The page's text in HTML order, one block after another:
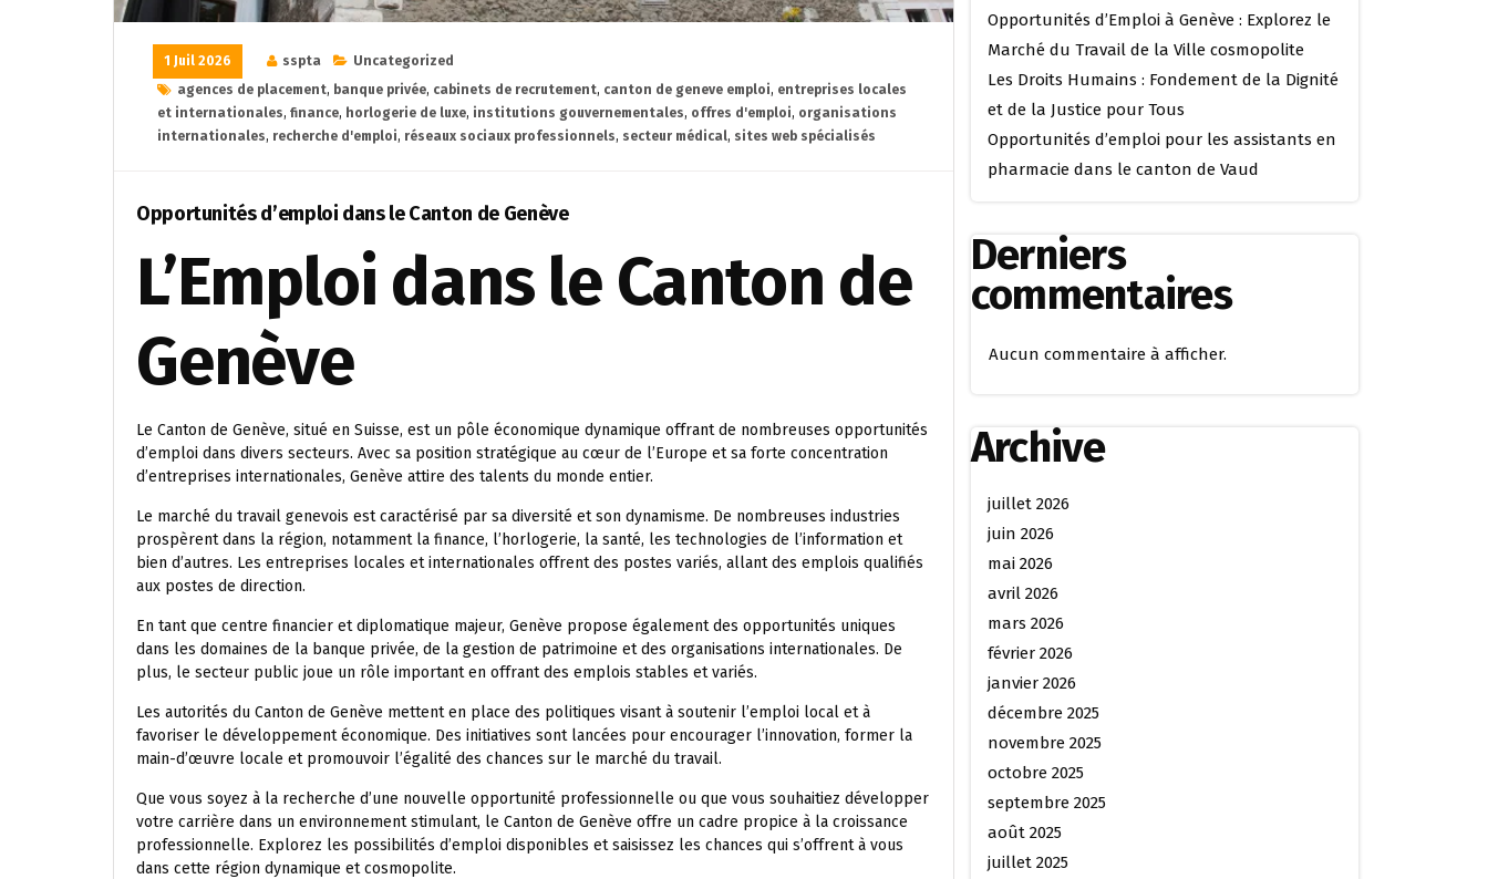
1 Juil 2026 sspta
Uncategorized
agences de placement, banque privée, cabinets de recrutement, canton de geneve emploi, entreprises locales
et internationales, finance, horlogerie de luxe, institutions gouvernementales, offres d'emploi, organisations
internationales, recherche d'emploi, réseaux sociaux professionnels, secteur médical, sites web spécialisés
Opportunités d’emploi dans le Canton de Genève
L’Emploi dans le Canton de
Genève
Le Canton de Genève, situé en Suisse, est un pôle économique dynamique offrant de nombreuses opportunités
d’emploi dans divers secteurs. Avec sa position stratégique au cœur de l’Europe et sa forte concentration
d’entreprises internationales, Genève attire des talents du monde entier.
Le marché du travail genevois est caractérisé par sa diversité et son dynamisme. De nombreuses industries
prospèrent dans la région, notamment la finance, l’horlogerie, la santé, les technologies de l’information et
bien d’autres. Les entreprises locales et internationales offrent des postes variés, allant des emplois qualifiés
aux postes de direction.
En tant que centre financier et diplomatique majeur, Genève propose également des opportunités uniques
dans les domaines de la banque privée, de la gestion de patrimoine et des organisations internationales. De
plus, le secteur public joue un rôle important en offrant des emplois stables et variés.
Les autorités du Canton de Genève mettent en place des politiques visant à soutenir l’emploi local et à
favoriser le développement économique. Des initiatives sont lancées pour encourager l’innovation, former la
main-d’œuvre locale et promouvoir l’égalité des chances sur le marché du travail.
Que vous soyez à la recherche d’une nouvelle opportunité professionnelle ou que vous souhaitiez développer
votre carrière dans un environnement stimulant, le Canton de Genève offre un cadre propice à la croissance
professionnelle. Explorez les possibilités d’emploi disponibles et saisissez les chances qui s’offrent à vous
dans cette région dynamique et cosmopolite.
Opportunités d’Emploi à Genève : Explorez le
Marché du Travail de la Ville cosmopolite
Les Droits Humains : Fondement de la Dignité
et de la Justice pour Tous
Opportunités d’emploi pour les assistants en
pharmacie dans le canton de Vaud
Derniers
commentaires
Aucun commentaire à afficher.
Archive
juillet 2026
juin 2026
mai 2026
avril 2026
mars 2026
février 2026
janvier 2026
décembre 2025
novembre 2025
octobre 2025
septembre 2025
août 2025
juillet 2025